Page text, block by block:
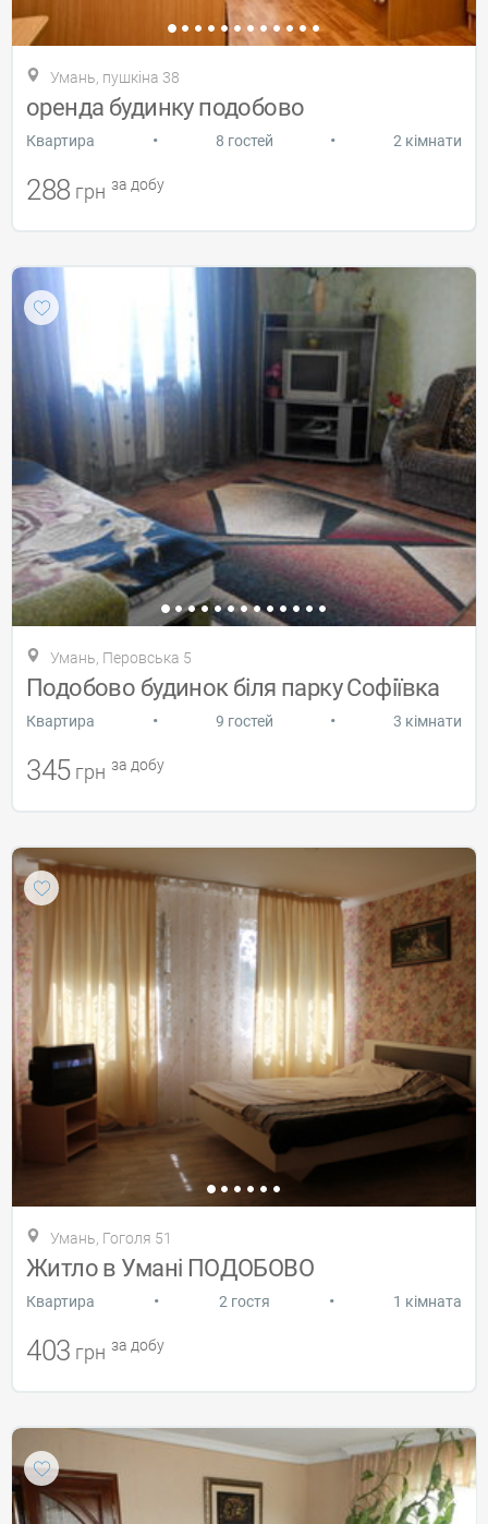
Умань, пушкіна 38
оренда будинку подобово
Квартира • 8 гостей • 2 кімнати
288 грн за добу
Умань, Перовська 5
Подобово будинок біля парку Софіївка
Квартира • 9 гостей • 3 кімнати
345 грн за добу
Умань, Гоголя 51
Житло в Умані ПОДОБОВО
Квартира • 2 гостя • 1 кімната
403 грн за добу